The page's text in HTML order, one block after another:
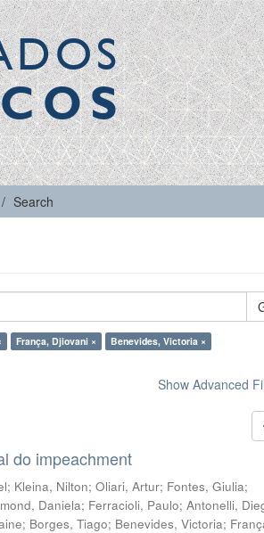
Search
França, Djiovani ×
Benevides, Victoria ×
Show Advanced
do impeachment
; Kleina, Nilton;Oliari, Artur; Fontes, Giulia;
Daniela; Ferracioli, Paulo;Antonelli,
; Borges, Tiago; Benevides, Victoria;